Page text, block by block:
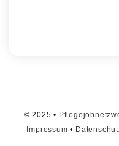
© 2025 •
Impressum •